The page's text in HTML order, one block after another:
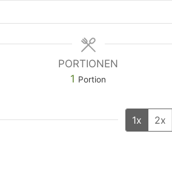
PORTIONEN
1 Portion
1x 2x